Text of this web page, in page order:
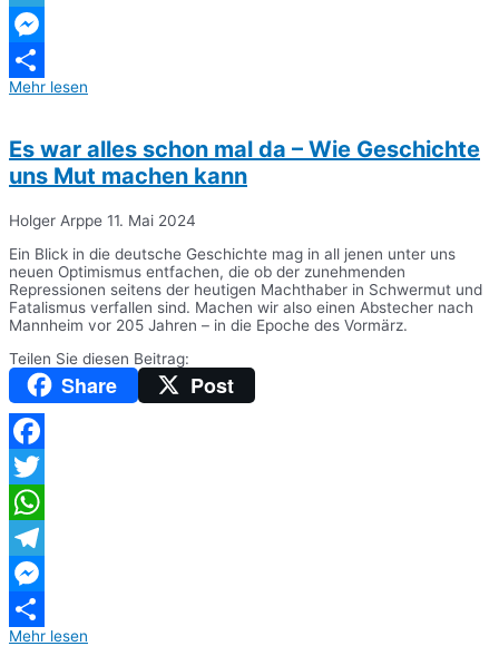
Telegram
Messenger
Teilen
Mehr lesen
Es war alles schon mal da – Wie Geschichte
uns Mut machen kann
Holger Arppe 11. Mai 2024
Ein Blick in die deutsche Geschichte mag in all jenen unter uns
neuen Optimismus entfachen, die ob der zunehmenden
Repressionen seitens der heutigen Machthaber in Schwermut und
Fatalismus verfallen sind. Machen wir also einen Abstecher nach
Mannheim vor 205 Jahren – in die Epoche des Vormärz.
Teilen Sie diesen Beitrag:
Share Post
Facebook
Twitter
WhatsApp
Telegram
Messenger
Teilen
Mehr lesen